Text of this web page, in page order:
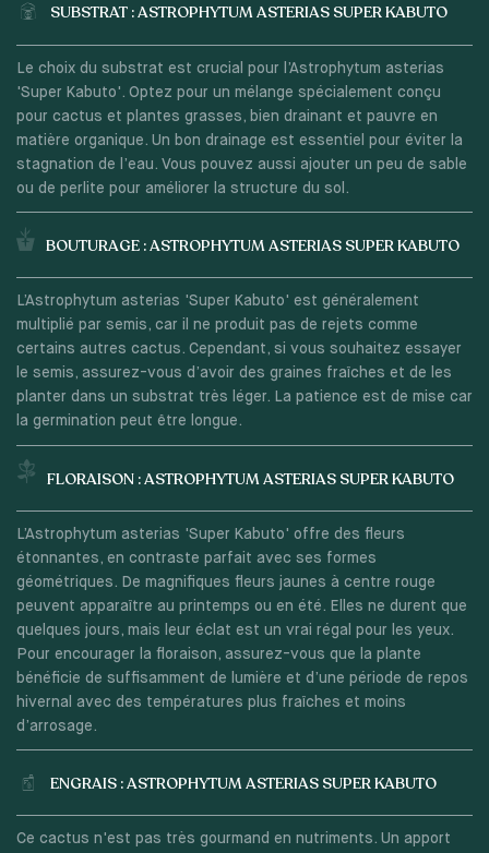
SUBSTRAT : ASTROPHYTUM ASTERIAS SUPER KABUTO
Le choix du substrat est crucial pour l’Astrophytum asterias
'Super Kabuto'. Optez pour un mélange spécialement conçu
pour cactus et plantes grasses, bien drainant et pauvre en
matière organique. Un bon drainage est essentiel pour éviter la
stagnation de l’eau. Vous pouvez aussi ajouter un peu de sable
ou de perlite pour améliorer la structure du sol.
BOUTURAGE : ASTROPHYTUM ASTERIAS SUPER KABUTO
L’Astrophytum asterias 'Super Kabuto' est généralement
multiplié par semis, car il ne produit pas de rejets comme
certains autres cactus. Cependant, si vous souhaitez essayer
le semis, assurez-vous d’avoir des graines fraîches et de les
planter dans un substrat très léger. La patience est de mise car
la germination peut être longue.
FLORAISON : ASTROPHYTUM ASTERIAS SUPER KABUTO
L’Astrophytum asterias 'Super Kabuto' offre des fleurs
étonnantes, en contraste parfait avec ses formes
géométriques. De magnifiques fleurs jaunes à centre rouge
peuvent apparaître au printemps ou en été. Elles ne durent que
quelques jours, mais leur éclat est un vrai régal pour les yeux.
Pour encourager la floraison, assurez-vous que la plante
bénéficie de suffisamment de lumière et d’une période de repos
hivernal avec des températures plus fraîches et moins
d’arrosage.
ENGRAIS : ASTROPHYTUM ASTERIAS SUPER KABUTO
Ce cactus n'est pas très gourmand en nutriments. Un apport